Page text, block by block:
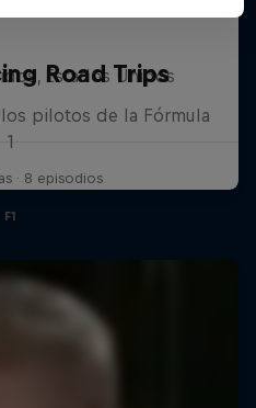
Estados Unidos
Road Trips
pilotos de la Fórmula
1
· 8 episodios
F1